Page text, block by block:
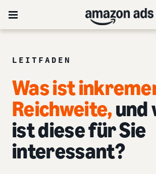
LEITFADEN
Was ist
Reichweite,und
ist diese für Sie
interessant?